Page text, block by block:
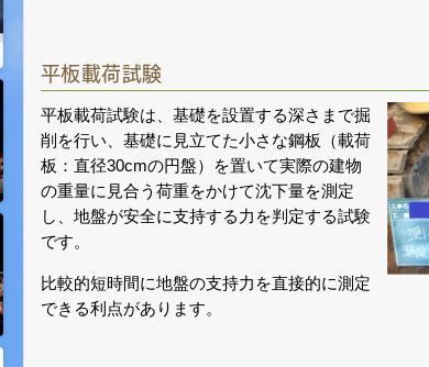
平板載荷試験
平板載荷試験は、基礎を設置する深さまで掘
削を行い、基礎に見立てた小さな鋼板（載荷
板：直径30cmの円盤）を置いて実際の建物
の重量に見合う荷重をかけて沈下量を測定
し、地盤が安全に支持する力を判定する試験
です。
比較的短時間に地盤の支持力を直接的に測定
できる利点があります。